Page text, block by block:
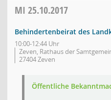
MI 25.10.2017
Behindertenbeirat des
10:00-12:44 Uhr
Zeven, Rathaus der
27404 Zeven
Öffentliche